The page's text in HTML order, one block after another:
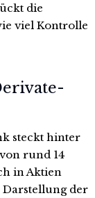
die
viel Kontrolle
steckt hinter
rund 14
in Aktien
der